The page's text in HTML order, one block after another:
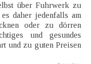
über Fuhrwerk zu
daher jedenfalls am
oder zu dörren
und gesundes
und zu guten Preisen